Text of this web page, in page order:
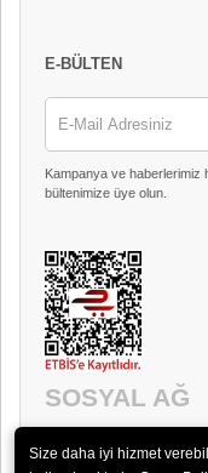
E-BÜLTEN
Kampanya ve haberlerimiz
bültenimize üye olun.
SOSYAL AĞ
Size daha iyi hizmet